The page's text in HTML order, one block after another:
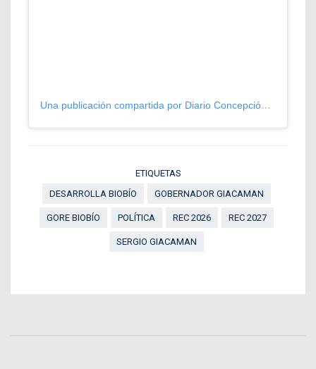
Una publicación compartida por Diario Concepción (@diarioconcepcion)
ETIQUETAS
DESARROLLA BIOBÍO
GOBERNADOR GIACAMAN
GORE BIOBÍO POLÍTICA REC 2026 REC 2027
SERGIO GIACAMAN